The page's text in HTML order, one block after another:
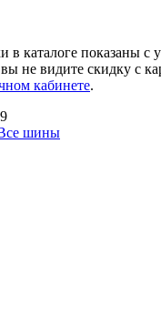
каталоге показаны с
не видите скидку с
кабинете.
шины